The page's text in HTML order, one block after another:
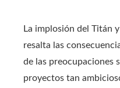
La implosión del Titán
resalta las
de las preocupaciones
proyectos tan